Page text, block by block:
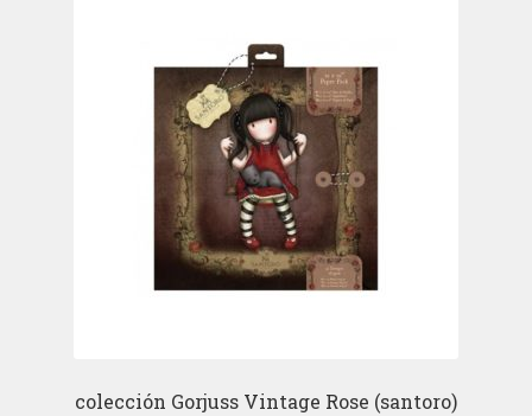
colección Gorjuss Vintage Rose (santoro)